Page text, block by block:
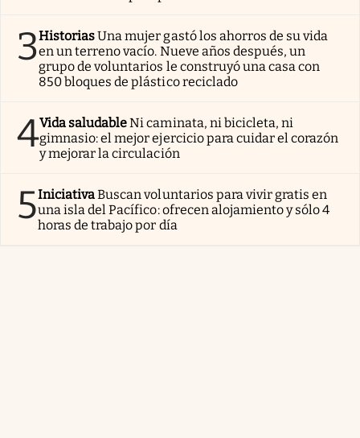
3HistoriasUna mujer gastó los ahorros de su vida
en un terreno vacío. Nueve años después, un
grupo de voluntarios le construyó una casa con
850 bloques de plástico reciclado
4Vida saludableNi caminata, ni bicicleta, ni
gimnasio: el mejor ejercicio para cuidar el corazón
y mejorar la circulación
5IniciativaBuscan voluntarios para vivir gratis en
una isla del Pacífico: ofrecen alojamiento y sólo 4
horas de trabajo por día